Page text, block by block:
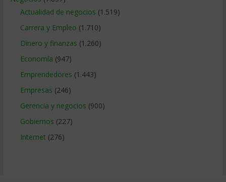
Actualidad de negocios (1.519)
Carrera y Empleo (1.710)
Dinero y finanzas (1.260)
Economía (947)
Emprendedores (1.443)
Empresas (246)
Gerencia y negocios (900)
Gobiernos (227)
Internet (276)